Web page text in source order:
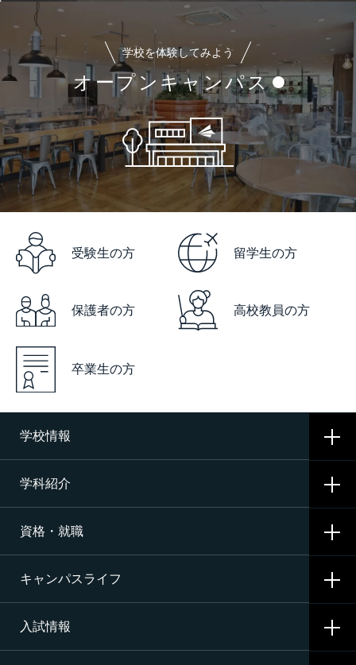
学校を体験してみよう
オープンキャンパス
受験生の方 留学生の方
保護者の方 高校教員の方
卒業生の方
学校情報
学校概要
沿革
施設・設備
学科紹介
CNAの3つの学科
航空整備科
エアライン（ANA・JAL）整備士養成コース
資格・就職
資格サポート・めざす資格
就職サポート・内定先
キャンパスライフ
学校生活
入試情報